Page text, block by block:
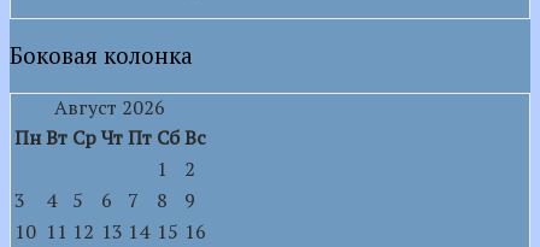
Боковая колонка
Август 2026
ПнВт СрЧтПт СбВс
1
2
3
4 5 6 7 8
9
10 11 12 13 14 15 16